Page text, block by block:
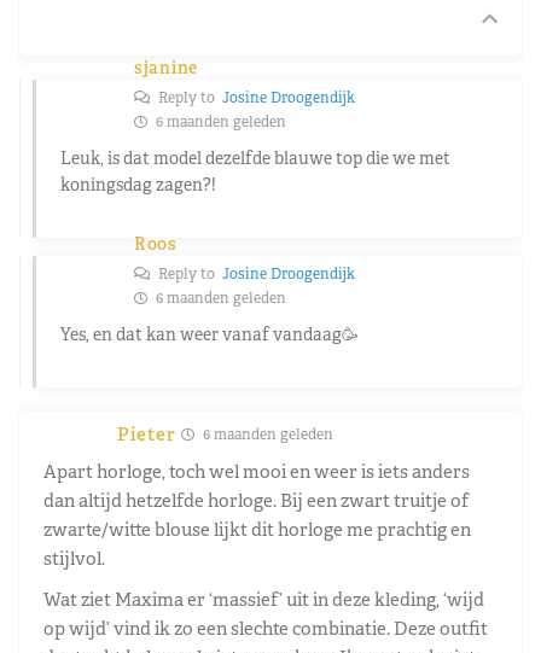
sjanine
Reply to Josine Droogendijk
6 maanden geleden
Leuk, is dat model dezelfde blauwe top die we met
koningsdag zagen?!
Roos
Reply to Josine Droogendijk
6 maanden geleden
Yes, en dat kan weer vanaf vandaag🥳
Pieter 6 maanden geleden
Apart horloge, toch wel mooi en weer is iets anders
dan altijd hetzelfde horloge. Bij een zwart truitje of
zwarte/witte blouse lijkt dit horloge me prachtig en
stijlvol.
Wat ziet Maxima er ‘massief’ uit in deze kleding, ‘wijd
op wijd’ vind ik zo een slechte combinatie. Deze outfit